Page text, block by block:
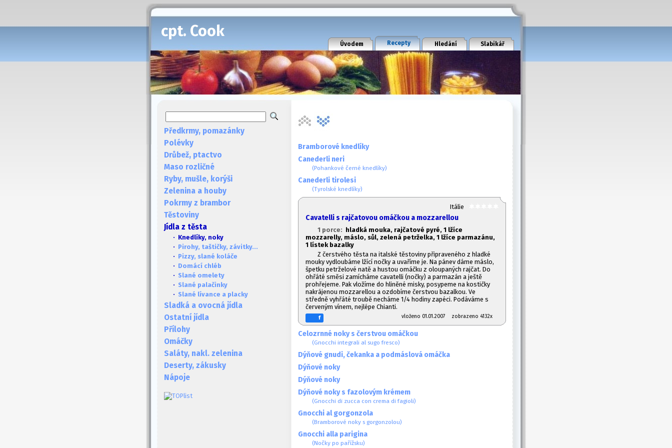
cpt. Cook
Úvodem Recepty Hledání Slabikář
Předkrmy, pomazánky
Polévky
Drůbež, ptactvo
Maso rozličné
Ryby, mušle, korýši
Zelenina a houby
Pokrmy z brambor
Těstoviny
Jídla z těsta
· Knedlíky, noky
· Pirohy, taštičky, závitky...
· Pizzy, slané koláče
· Domácí chléb
· Slané omelety
· Slané palačinky
· Slané lívance a placky
Sladká a ovocná jídla
Ostatní jídla
Přílohy
Omáčky
Saláty, nakl. zelenina
Deserty, zákusky
Nápoje
Bramborové knedlíky
Canederli neri
(Pohankové černé knedlíky)
Canederli tirolesi
(Tyrolské knedlíky)
Itálie
Cavatelli s rajčatovou omáčkou a mozzarellou
1 porce: hladká mouka, rajčatové pyré, 1 lžíce
mozzarelly, máslo, sůl, zelená petrželka, 1 lžíce parmazánu,
1 lístek bazalky
Z čerstvého těsta na italské těstoviny připraveného z hladké
mouky vydloubáme lžící nočky a uvaříme je. Na pánev dáme máslo,
špetku petrželové natě a hustou omáčku z oloupaných rajčat. Do
ohřáté směsi zamícháme cavatelli (nočky) a parmazán a ještě
prohřejeme. Pak vložíme do hliněné misky, posypeme na kostičky
nakrájenou mozzarellou a ozdobíme čerstvou bazalkou. Ve
středně vyhřáté troubě necháme 1/4 hodiny zapéci. Podáváme s
červeným vínem, nejlépe Chianti.
f vloženo 01.01.2007 zobrazeno 4132x
Celozrnné noky s čerstvou omáčkou
(Gnocchi integrali al sugo fresco)
Dýňové gnudi, čekanka a podmáslová omáčka
Dýňové noky
Dýňové noky
Dýňové noky s fazolovým krémem
(Gnocchi di zucca con crema di fagioli)
Gnocchi al gorgonzola
(Bramborové noky s gorgonzolou)
Gnocchi alla parigina
(Nočky po pařížsku)